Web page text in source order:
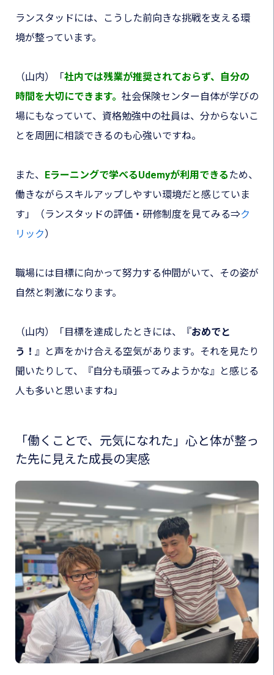
ランスタッドには、こうした前向きな挑戦を支える環
境が整っています。
（山内）「社内では残業が推奨されておらず、自分の
時間を大切にできます。 社会保険センター自体が学びの
場にもなっていて、資格勉強中の社員は、分からないこ
とを周囲に相談できるのも心強いですね。
また、 Eラーニングで学べるUdemyが利用できる ため、
働きながらスキルアップしやすい環境だと感じていま
す」（ランスタッドの評価・研修制度を見てみる⇒ク
リック）
職場には目標に向かって努力する仲間がいて、その姿が
自然と刺激になります。
（山内）「目標を達成したときには、 『おめでと
う！ 』
と声をかけ合える空気があります。それを見たり
聞いたりして、『自分も頑張ってみようかな』と感じる
人も多いと思いますね」
「働くことで、元気になれた」心と体が整っ
た先に見えた成長の実感